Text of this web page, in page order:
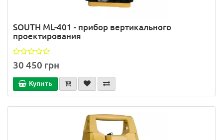
SOUTH ML-401 - прибор вертикального
проектирования
30 450 грн
Купить